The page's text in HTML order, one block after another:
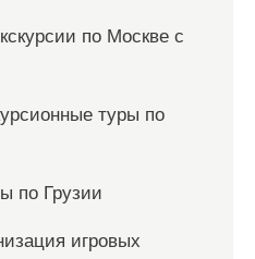
по Москве с
туры по
по Грузии
игровых